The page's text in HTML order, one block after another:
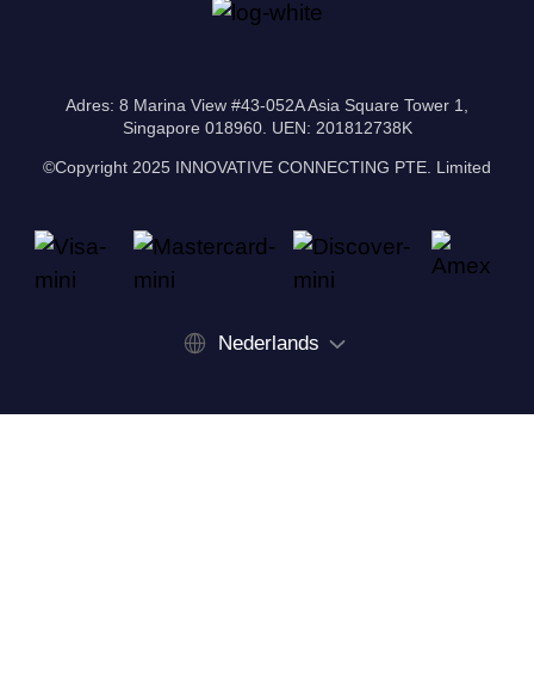
Adres: 8 Marina View #43-052A Asia Square Tower 1,
Singapore 018960. UEN: 201812738K
©Copyright 2025 INNOVATIVE CONNECTING PTE. Limited
Nederlands